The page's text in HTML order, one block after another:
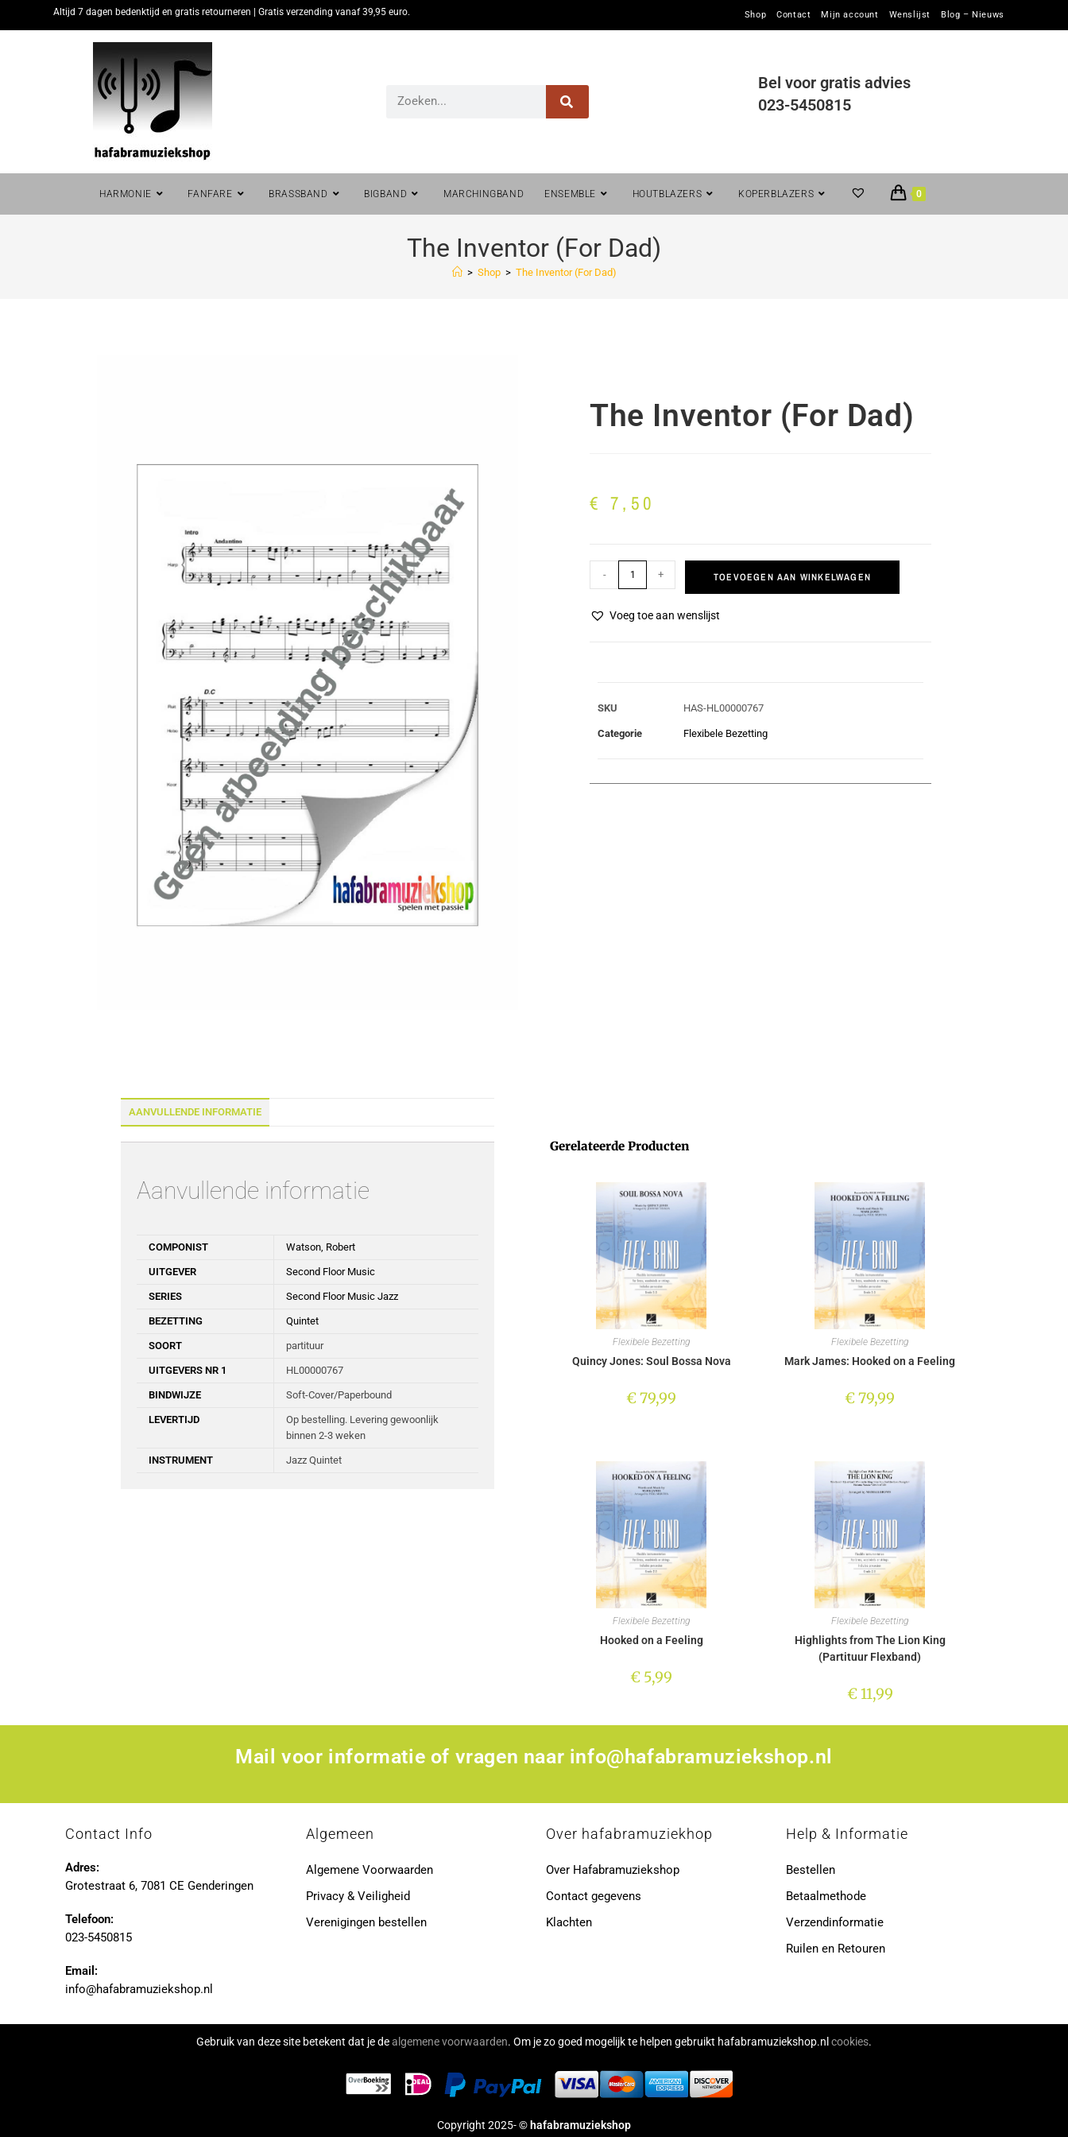
Altijd 7 dagen bedenktijd en gratis retourneren | Gratis verzending vanaf 39,95 euro. Shop Contact Mijn account Wenslijst Blog – Nieuws
Bel voor gratis advies
023-5450815
HARMONIE FANFARE BRASSBAND BIGBAND MARCHINGBAND ENSEMBLE HOUTBLAZERS KOPERBLAZERS 0
The Inventor (For Dad)
> Shop > The Inventor (For Dad)
The Inventor (For Dad)
€ 7,50
- + TOEVOEGEN AAN WINKELWAGEN
Voeg toe aan wenslijst
SKU HAS-HL00000767
Categorie Flexibele Bezetting
AANVULLENDE INFORMATIE
Aanvullende informatie
COMPONIST Watson, Robert
UITGEVER Second Floor Music
SERIES Second Floor Music Jazz
BEZETTING Quintet
SOORT partituur
UITGEVERS NR 1 HL00000767
BINDWIJZE Soft-Cover/Paperbound
LEVERTIJD
Op bestelling. Levering gewoonlijk
binnen 2-3 weken
INSTRUMENT Jazz Quintet
Gerelateerde Producten
Flexibele Bezetting
Quincy Jones: Soul Bossa Nova
€79,99
Flexibele Bezetting
Mark James: Hooked on a Feeling
€79,99
Flexibele Bezetting
Hooked on a Feeling
€ 5,99
Flexibele Bezetting
Highlights from The Lion King
(Partituur Flexband)
€11,99
Mail voor informatie of vragen naar info@hafabramuziekshop.nl
Contact Info
Adres:
Grotestraat 6, 7081 CE Genderingen
Telefoon:
023-5450815
Email:
info@hafabramuziekshop.nl
Algemeen
Algemene Voorwaarden
Privacy & Veiligheid
Verenigingen bestellen
Over hafabramuziekhop
Over Hafabramuziekshop
Contact gegevens
Klachten
Help & Informatie
Bestellen
Betaalmethode
Verzendinformatie
Ruilen en Retouren
Gebruik van deze site betekent dat je dealgemene voorwaarden. Om je zo goed mogelijk te helpen gebruikt hafabramuziekshop.nlcookies.
Copyright 2025- ©hafabramuziekshop